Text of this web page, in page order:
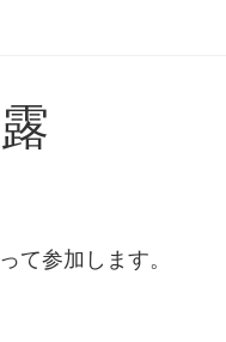
て参加します。